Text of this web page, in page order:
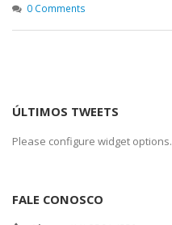
0 Comments
ÚLTIMOS TWEETS
Please configure widget options.
FALE CONOSCO